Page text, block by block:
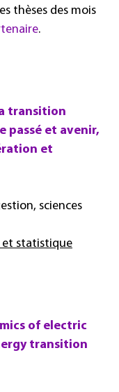
thèses des mois
.
transition
passé et avenir,
et
sciences
et statistique
of electric
transition